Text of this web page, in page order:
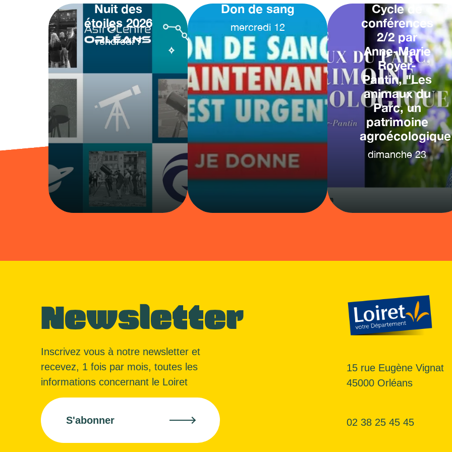
Nuit des
étoiles 2026
vendredi 7
Don de sang
mercredi 12
Cycle de
conférences
2/2 par
Anne-Marie
Royer-
Pantin, "Les
animaux du
Parc, un
patrimoine
dimanche 23
Newsletter
Inscrivez vous à notre newsletter et
recevez, 1 fois par mois, toutes les
informations concernant le Loiret
S'abonner
15 rue Eugène Vignat
45000 Orléans
02 38 25 45 45